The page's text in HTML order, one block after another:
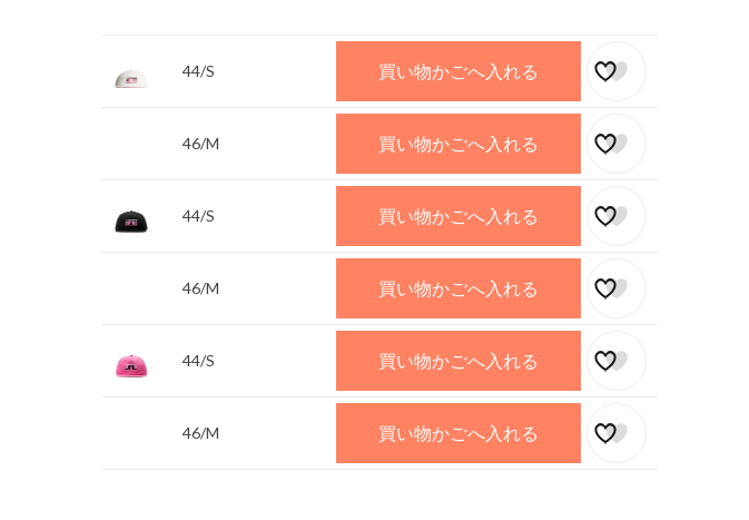
44/S 買い物かごへ入れる
46/M 買い物かごへ入れる
44/S 買い物かごへ入れる
46/M 買い物かごへ入れる
44/S 買い物かごへ入れる
46/M 買い物かごへ入れる